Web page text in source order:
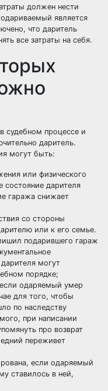
должен нести
является
что даритель
все затраты на себя.
судебном процессе и
даритель.
могут быть:
или физического
состояние дарителя
гаража снижает
со стороны
или к его семье.
подарившего гараж
могут
порядке;
одаряемый умер
для того, чтобы
по наследству
при написании
про возврат
переживет
если одаряемый
ставилось в ней,